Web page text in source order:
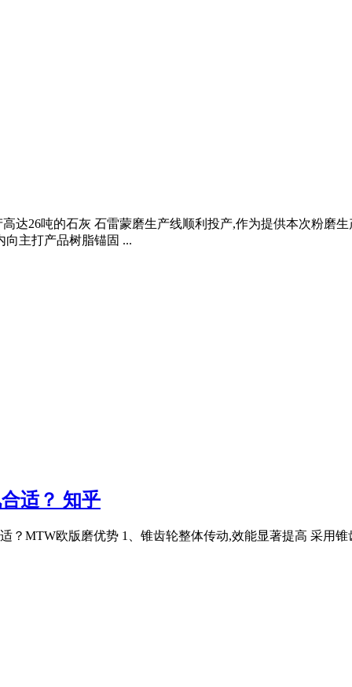
达26吨的石灰 石雷蒙磨生产线顺利投产,作为提供本次粉磨
向主打产品树脂锚固 ...
适？ 知乎
？MTW欧版磨优势 1、锥齿轮整体传动,效能显著提高 采用